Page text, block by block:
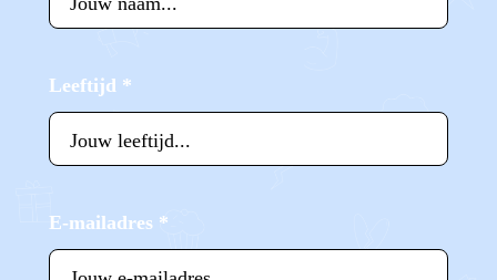
Leeftijd *
E-mailadres *